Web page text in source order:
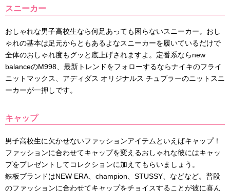
スニーカー
おしゃれな男子高校生なら何足あっても困らないスニーカー。おし
ゃれの基本は足元からともあるよなスニーカーを履いているだけで
全体のおしゃれ度もグッと底上げされますよ。定番系ならnew
balanceのM998、最新トレンドをフォローするならナイキのフライ
ニットマックス、アディダス オリジナルス チュブラーのニットスニ
ーカーが一押しです。
キャップ
男子高校生に欠かせないファッションアイテムといえばキャップ！
ファッションに合わせてキャップを変えるおしゃれな彼にはキャッ
プをプレゼントしてコレクションに加えてもらいましょう。
鉄板ブランドはNEW ERA、champion、STUSSY、などなど。普段
のファッションに合わせてキャップをチョイスすることが彼に喜ん